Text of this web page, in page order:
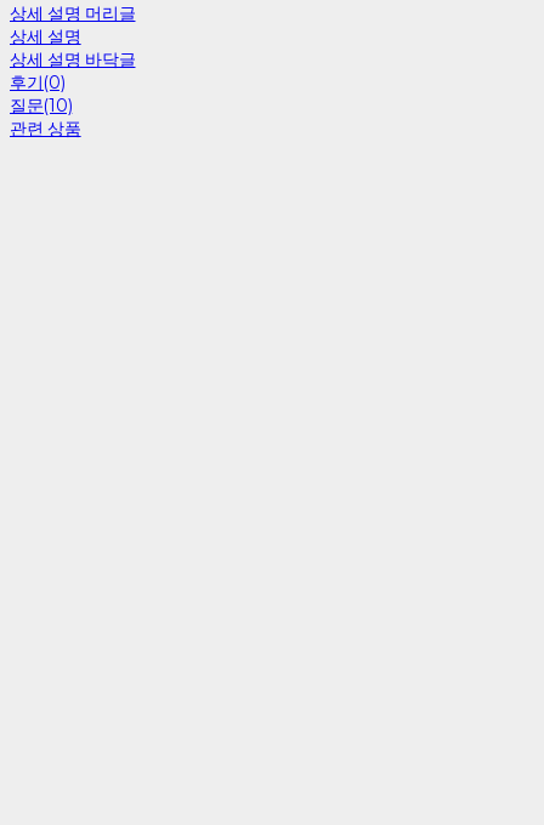
상세 설명 머리글
상세 설명
상세 설명 바닥글
후기(0)
질문(10)
관련 상품